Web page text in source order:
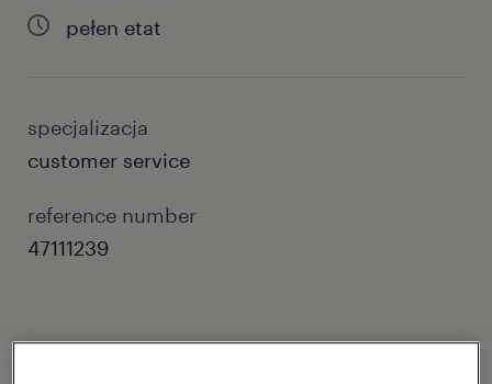
pełen etat
specjalizacja
customer service
reference number
47111239